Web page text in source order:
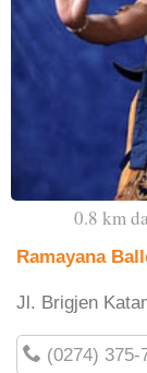
0.8 km
Ramayana
Jl. Brigjen
(0274) 375-